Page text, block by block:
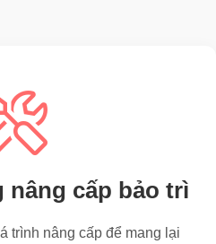
nâng cấp bảo trì
trình nâng cấp để mang lại